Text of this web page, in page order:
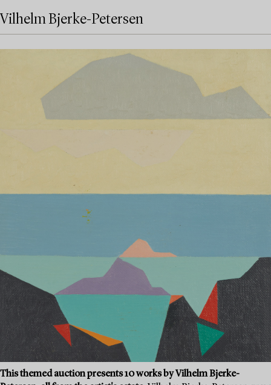
Vilhelm Bjerke-Petersen
This themed auction presents 10 works by Vilhelm Bjerke-